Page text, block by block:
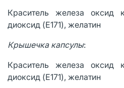
Краситель железа оксид
диоксид (E171), желатин
Крышечка капсулы:
Краситель железа оксид
диоксид (E171), желатин